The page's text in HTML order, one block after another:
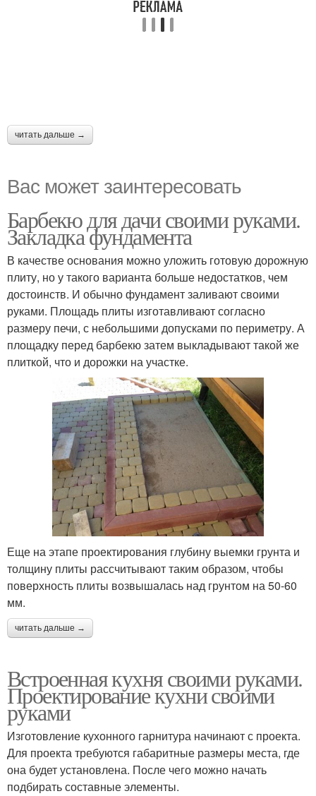
читать дальше →
Вас может заинтересовать
Барбекю для дачи своими руками.
Закладка фундамента
В качестве основания можно уложить готовую дорожную
плиту, но у такого варианта больше недостатков, чем
достоинств. И обычно фундамент заливают своими
руками. Площадь плиты изготавливают согласно
размеру печи, с небольшими допусками по периметру. А
площадку перед барбекю затем выкладывают такой же
плиткой, что и дорожки на участке.
Еще на этапе проектирования глубину выемки грунта и
толщину плиты рассчитывают таким образом, чтобы
поверхность плиты возвышалась над грунтом на 50-60
мм.
читать дальше →
Встроенная кухня своими руками.
Проектирование кухни своими
руками
Изготовление кухонного гарнитура начинают с проекта.
Для проекта требуются габаритные размеры места, где
она будет установлена. После чего можно начать
подбирать составные элементы.